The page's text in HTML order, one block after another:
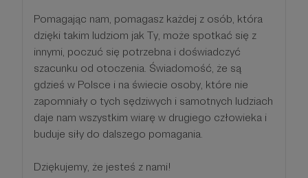
Pomagając nam, pomagasz każdej z osób, która
dzięki takim ludziom jak Ty, może spotkać się z
innymi, poczuć się potrzebna i doświadczyć
szacunku od otoczenia. Świadomość, że są
gdzieś w Polsce i na świecie osoby, które nie
zapomniały o tych sędziwych i samotnych ludziach
daje nam wszystkim wiarę w drugiego człowieka i
buduje siły do dalszego pomagania.
Dziękujemy, że jesteś z nami!